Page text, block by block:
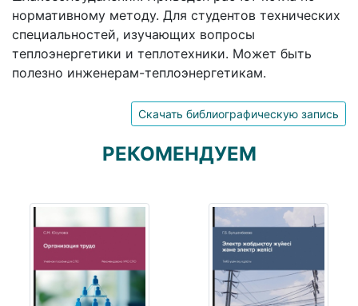
нормативному методу. Для студентов технических
специальностей, изучающих вопросы
теплоэнергетики и теплотехники. Может быть
полезно инженерам-теплоэнергетикам.
Скачать библиографическую запись
РЕКОМЕНДУЕМ